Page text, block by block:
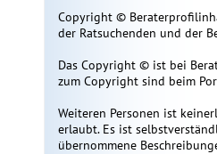
Copyright ©
der Ratsuchenden und der
Das Copyright © ist bei
zum Copyright sind beim
Weiteren Personen ist
erlaubt. Es ist
übernommene